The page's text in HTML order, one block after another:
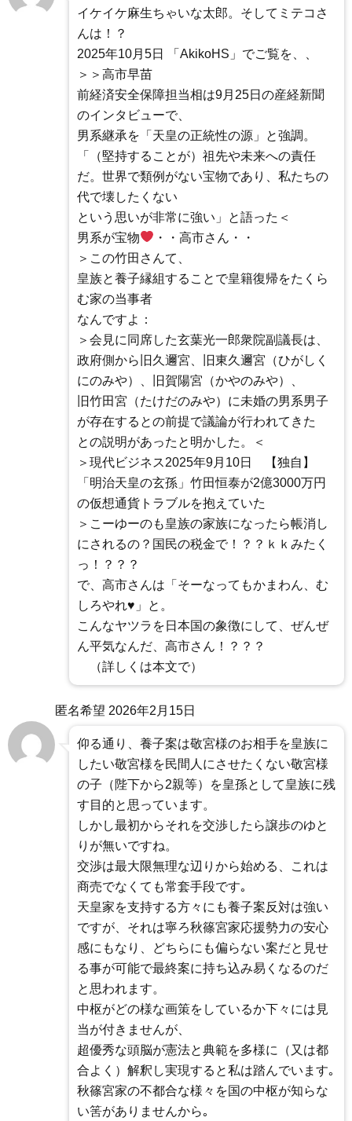
イケイケ麻生ちゃいな太郎。そしてミテコさ
んは！？
2025年10月5日 「AkikoHS」でご覧を、、
＞＞高市早苗
前経済安全保障担当相は9月25日の産経新聞
のインタビューで、
男系継承を「天皇の正統性の源」と強調。
「（堅持することが）祖先や未来への責任
だ。世界で類例がない宝物であり、私たちの
代で壊したくない
という思いが非常に強い」と語った＜
男系が宝物
・・高市さん・・
＞この竹田さんて、
皇族と養子縁組することで皇籍復帰をたくら
む家の当事者
なんですよ：
＞会見に同席した玄葉光一郎衆院副議長は、
政府側から旧久邇宮、旧東久邇宮（ひがしく
にのみや）、旧賀陽宮（かやのみや）、
旧竹田宮（たけだのみや）に未婚の男系男子
が存在するとの前提で議論が行われてきた
との説明があったと明かした。＜
＞現代ビジネス2025年9月10日 【独自】
「明治天皇の玄孫」竹田恒泰が2億3000万円
の仮想通貨トラブルを抱えていた
＞こーゆーのも皇族の家族になったら帳消し
にされるの？国民の税金で！？？ｋｋみたく
っ！？？？
で、高市さんは「そーなってもかまわん、む
しろやれ♥」と。
こんなヤツラを日本国の象徴にして、ぜんぜ
ん平気なんだ、高市さん！？？？
（詳しくは本文で）
匿名希望 2026年2月15日
仰る通り、養子案は敬宮様のお相手を皇族に
したい敬宮様を民間人にさせたくない敬宮様
の子（陛下から2親等）を皇孫として皇族に残
す目的と思っています。
しかし最初からそれを交渉したら譲歩のゆと
りが無いですね。
交渉は最大限無理な辺りから始める、これは
商売でなくても常套手段です｡
天皇家を支持する方々にも養子案反対は強い
ですが、それは寧ろ秋篠宮家応援勢力の安心
感にもなり、どちらにも偏らない案だと見せ
る事が可能で最終案に持ち込み易くなるのだ
と思われます。
中枢がどの様な画策をしているか下々には見
当が付きませんが、
超優秀な頭脳が憲法と典範を多様に（又は都
合よく）解釈し実現すると私は踏んでいます｡
秋篠宮家の不都合な様々を国の中枢が知らな
い筈がありませんから｡